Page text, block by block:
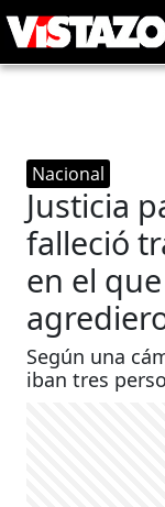
Nacional
Justicia
falleció
en el
Según una
iban tres